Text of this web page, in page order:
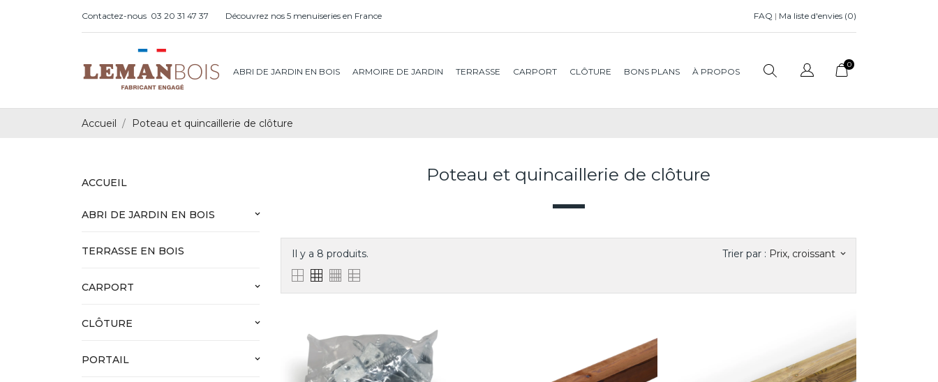
Contactez-nous 03 20 31 47 37 Découvrez nos 5 menuiseries en France FAQ | Ma liste d'envies (0)
ABRI DE JARDIN EN BOIS ARMOIRE DE JARDIN TERRASSE CARPORT CLÔTURE BONS PLANS À PROPOS
0
Accueil Poteau et quincaillerie de clôture
ACCUEIL
ABRI DE JARDIN EN BOIS keyboard_arrow_down
TERRASSE EN BOIS
CARPORT keyboard_arrow_down
CLÔTURE keyboard_arrow_down
PORTAIL keyboard_arrow_down
Poteau et quincaillerie de clôture
Il y a 8 produits. Trier par : Prix, croissant keyboard_arrow_down